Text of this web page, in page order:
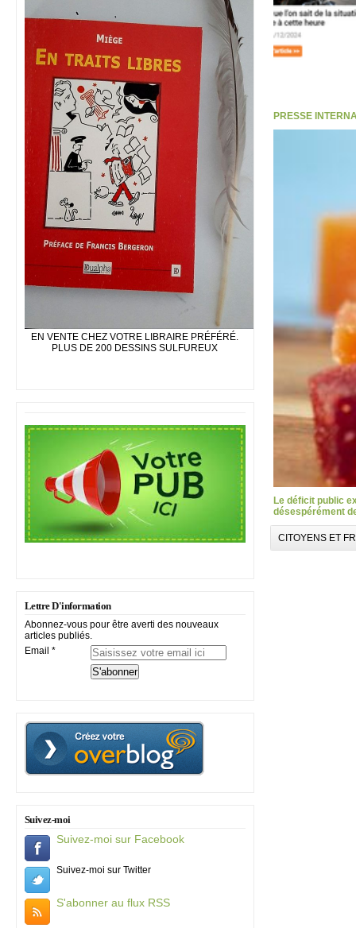
EN VENTE CHEZ VOTRE LIBRAIRE PRÉFÉRÉ.
PLUS DE 200 DESSINS SULFUREUX
Lettre D'information
Abonnez-vous pour être averti des nouveaux
articles publiés.
Email
Suivez-moi
Suivez-moi sur Facebook
Suivez-moi sur Twitter
S'abonner au flux RSS
PRESSE
Le déficit public
désespérément
CITOYENS ET